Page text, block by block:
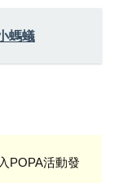
螞蟻
POPA活動發